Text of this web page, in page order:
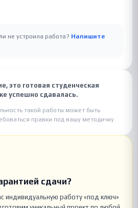
не устроила работа? Напишите
это готовая студенческая
успешно сдавалась.
такой работы может быть
правки под вашу методичку.
сдачи?
индивидуальную работу «под ключ»